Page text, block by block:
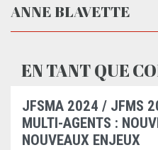
ANNE BLAVETTE
EN TANT QUE
JFSMA 2024 / JFMS
MULTI-AGENTS :
NOUVEAUX ENJEUX